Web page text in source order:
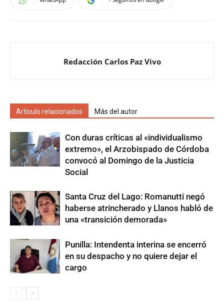
Redacción Carlos Paz Vivo
Artículo relacionados Más del autor
Con duras críticas al «individualismo
extremo», el Arzobispado de Córdoba
convocó al Domingo de la Justicia
Social
Santa Cruz del Lago: Romanutti negó
haberse atrincherado y Llanos habló de
una «transición demorada»
Punilla: Intendenta interina se encerró
en su despacho y no quiere dejar el
cargo